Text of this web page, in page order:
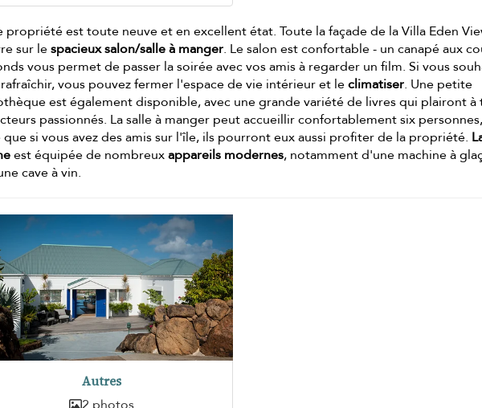
propriété est toute neuve et en excellent état. Toute la façade de la Villa Eden
sur lespacieux salon/salle à manger. Le salon est confortable - un canapé aux
vous permet de passer la soirée avec vos amis à regarder un film. Si vous
vous pouvez fermer l'espace de vie intérieur et leclimatiser. Une petite
est également disponible, avec une grande variété de livres qui plairont à
passionnés. La salle à manger peut accueillir confortablement six
si vous avez des amis sur l'île, ils pourront eux aussi profiter de la propriété.
est équipée de nombreuxappareils modernes, notamment d'une machine à
cave à vin.
Autres